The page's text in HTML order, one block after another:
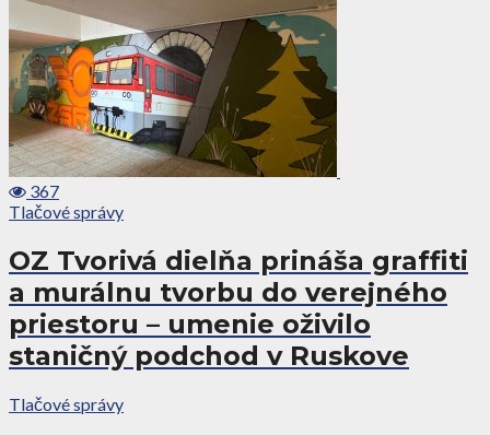
367
Tlačové správy
OZ Tvorivá dielňa prináša graffiti
a murálnu tvorbu do verejného
priestoru – umenie oživilo
staničný podchod v Ruskove
Tlačové správy